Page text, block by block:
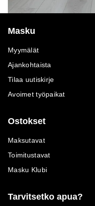
Masku
Myymälät
Ajankohtaista
Tilaa uutiskirje
Avoimet työpaikat
Ostokset
Maksutavat
Toimitustavat
Masku Klubi
Tarvitsetko apua?